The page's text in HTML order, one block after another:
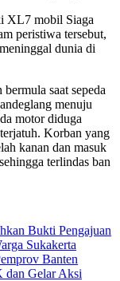
XL7 mobil Siaga
peristiwa tersebut,
dunia di
saat sepeda
menuju
motor diduga
Korban yang
kanan dan masuk
terlindas ban
Bukti Pengajuan
Sukakerta
Banten
dan Gelar Aksi